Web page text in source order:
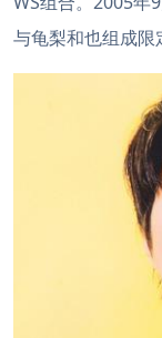
与龟梨和也组成限